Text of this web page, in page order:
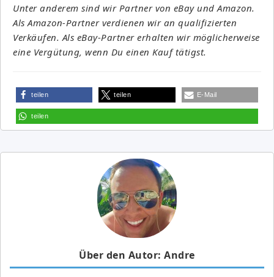
Unter anderem sind wir Partner von eBay und Amazon.
Als Amazon-Partner verdienen wir an qualifizierten
Verkäufen. Als eBay-Partner erhalten wir möglicherweise
eine Vergütung, wenn Du einen Kauf tätigst.
teilen teilen E-Mail
teilen
Über den Autor: Andre